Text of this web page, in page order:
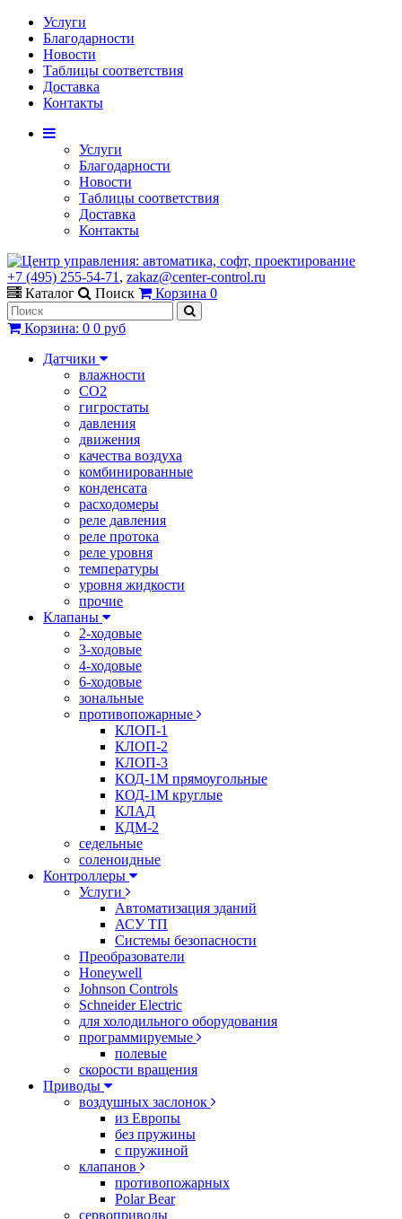
Услуги
Благодарности
Новости
Таблицы соответствия
Доставка
Контакты
Услуги
Благодарности
Новости
Таблицы соответствия
Доставка
Контакты
+7 (495) 255-54-71 , zakaz@center-control.ru
Каталог
Поиск Корзина 0
Корзина: 0 0 руб
Датчики
влажности
CO2
гигростаты
давления
движения
качества воздуха
комбинированные
конденсата
расходомеры
реле давления
реле протока
реле уровня
температуры
уровня жидкости
прочие
Клапаны
2-ходовые
3-ходовые
4-ходовые
6-ходовые
зональные
противопожарные
КЛОП-1
КЛОП-2
КЛОП-3
КОД-1М прямоугольные
КОД-1М круглые
КЛАД
КДМ-2
седельные
соленоидные
Контроллеры
Услуги
Автоматизация зданий
АСУ ТП
Системы безопасности
Преобразователи
Honeywell
Johnson Controls
Schneider Electric
для холодильного оборудования
программируемые
полевые
скорости вращения
Приводы
воздушных заслонок
из Европы
без пружины
с пружиной
клапанов
противопожарных
Polar Bear
сервоприводы